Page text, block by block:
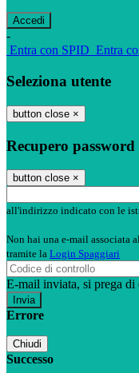
-
Entra con SPID Entra
Seleziona utente
button close ×
Recupero password
button close ×
all'indirizzo indicato con le
Non hai una e-mail associata
tramite la Login Spaggiari
E-mail inviata, si prega di
Errore
Chiudi
Successo